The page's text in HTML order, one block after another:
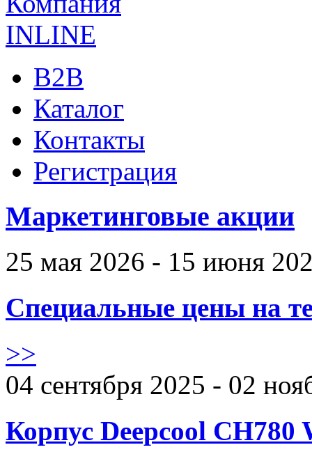
B2B
Каталог
Контакты
Регистрация
Маркетинговые акции
25 мая 2026 - 15 июня
Специальные цены на
>>
04 сентября 2025 - 02
Корпус Deepcool CH780